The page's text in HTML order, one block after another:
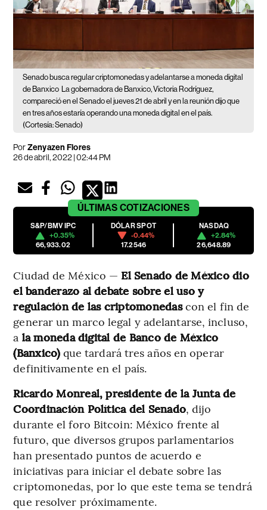
Senado busca regular criptomonedas y adelantarse a moneda digital
de Banxico La gobernadora de Banxico, Victoria Rodríguez,
compareció en el Senado el jueves 21 de abril y en la reunión dijo que
en tres años estaría operando una moneda digital en el país.
(Cortesía: Senado)
PorZenyazen Flores
26 de abril, 2022 | 02:44 PM
ÚLTIMAS COTIZACIONES
S&P/BMV IPC
+0.35%
66,933.02
DÓLAR SPOT
-0.44%
17.2546
NASDAQ
+2.84%
26,648.89
Ciudad de México — El Senado de México dio
el banderazo al debate sobre el uso y
regulación de las criptomonedascon el fin de
generar un marco legal y adelantarse, incluso,
a la moneda digital de Banco de México
(Banxico) que tardará tres años en operar
definitivamente en el país.
Ricardo Monreal, presidente de la Junta de
Coordinación Política del Senado, dijo
durante el foro Bitcoin: México frente al
futuro, que diversos grupos parlamentarios
han presentado puntos de acuerdo e
iniciativas para iniciar el debate sobre las
criptomonedas, por lo que este tema se tendrá
que resolver próximamente.